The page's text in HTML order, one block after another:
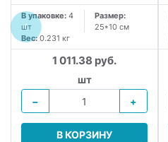
В упаковке: 4
шт
Размер:
25*10 см
Вес:0.231 кг
1 011.38 руб.
шт
−
+
В КОРЗИНУ